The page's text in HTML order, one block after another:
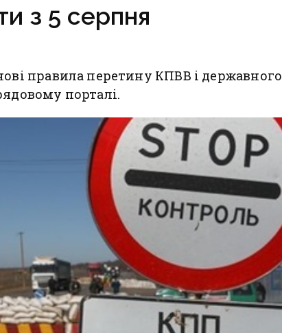
з 5 серпня
правила перетину КПВВ і державного
порталі.